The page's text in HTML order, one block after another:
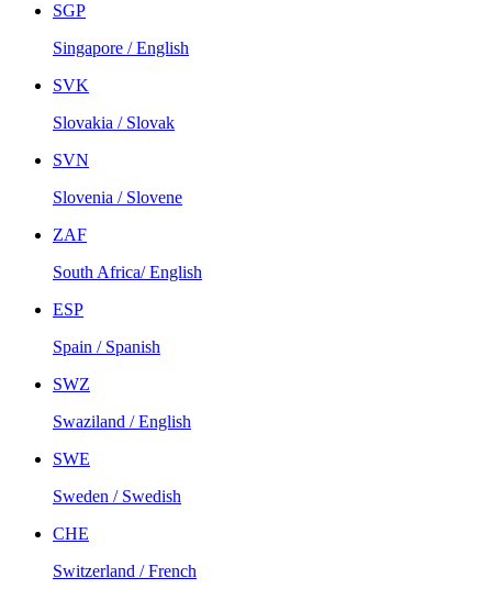
SGP
Singapore / English
SVK
Slovakia / Slovak
SVN
Slovenia / Slovene
ZAF
South Africa/ English
ESP
Spain / Spanish
SWZ
Swaziland / English
SWE
Sweden / Swedish
CHE
Switzerland / French